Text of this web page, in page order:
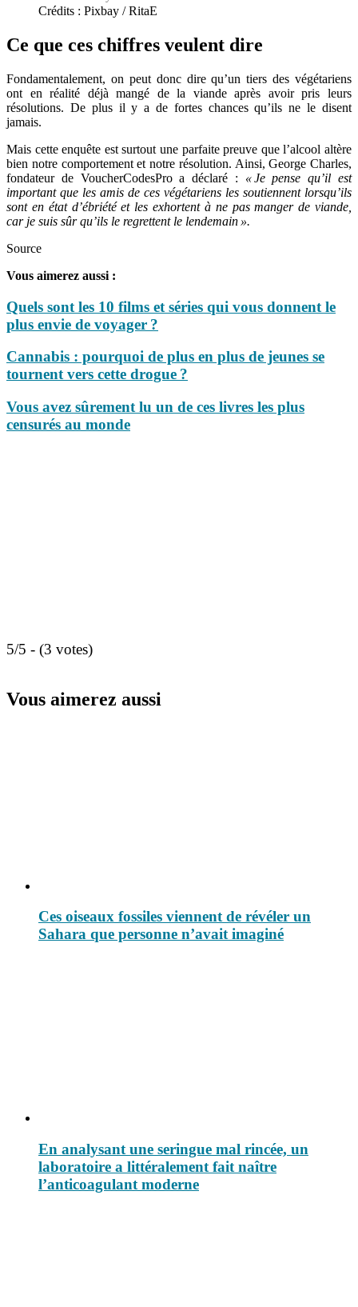
Crédits : Pixbay / RitaE
Ce que ces chiffres veulent dire
Fondamentalement, on peut donc dire qu’un tiers des végétariens
ont en réalité déjà mangé de la viande après avoir pris leurs
résolutions. De plus il y a de fortes chances qu’ils ne le disent
jamais.
Mais cette enquête est surtout une parfaite preuve que l’alcool altère
bien notre comportement et notre résolution. Ainsi, George Charles,
fondateur de VoucherCodesPro a déclaré : « Je pense qu’il est
important que les amis de ces végétariens les soutiennent lorsqu’ils
sont en état d’ébriété et les exhortent à ne pas manger de viande,
car je suis sûr qu’ils le regrettent le lendemain ».
Source
Vous aimerez aussi :
Quels sont les 10 films et séries qui vous donnent le
plus envie de voyager ?
Cannabis : pourquoi de plus en plus de jeunes se
tournent vers cette drogue ?
Vous avez sûrement lu un de ces livres les plus
censurés au monde
5/5 - (3 votes)
Vous aimerez aussi
Ces oiseaux fossiles viennent de révéler un
Sahara que personne n’avait imaginé
En analysant une seringue mal rincée, un
laboratoire a littéralement fait naître
l’anticoagulant moderne